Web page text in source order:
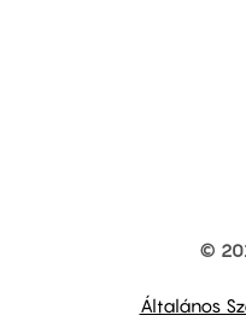
©
Általános